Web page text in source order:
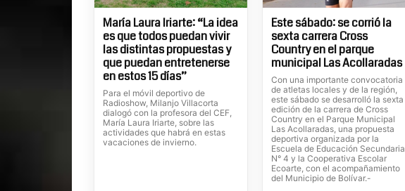
María Laura Iriarte: “La idea
es que todos puedan vivir
las distintas propuestas y
que puedan entretenerse
en estos 15 días”
Para el móvil deportivo de
Radioshow, Milanjo Villacorta
dialogó con la profesora del CEF,
María Laura Iriarte, sobre las
actividades que habrá en estas
vacaciones de invierno.
Este sábado: se corrió la
sexta carrera Cross
Country en el parque
municipal Las Acollaradas
Con una importante convocatoria
de atletas locales y de la región,
este sábado se desarrolló la sexta
edición de la carrera de Cross
Country en el Parque Municipal
Las Acollaradas, una propuesta
deportiva organizada por la
Escuela de Educación Secundaria
N° 4 y la Cooperativa Escolar
Ecoarte, con el acompañamiento
del Municipio de Bolívar.-